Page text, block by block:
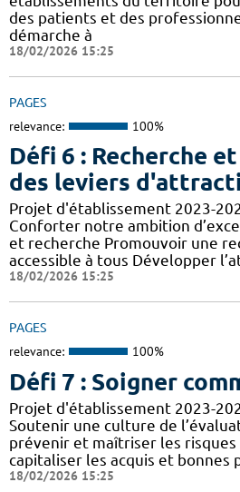
des patients et des
démarche à
18/02/2026 15:25
PAGES
relevance: 100%
Défi 6 : Recherche
des leviers
Projet d'établissement 2023-
Conforter notre ambition
et recherche Promouvoir une
accessible à tous Développer
18/02/2026 15:25
PAGES
relevance: 100%
Défi 7 : Soigner
Projet d'établissement 2023-
Soutenir une culture de
prévenir et maîtriser les risques
capitaliser les acquis et bonnes
18/02/2026 15:25